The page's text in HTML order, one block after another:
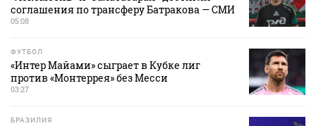
соглашения по трансферу Батракова — СМИ
05:08
ФУТБОЛ
«Интер Майами» сыграет в Кубке лиг
против «Монтеррея» без Месси
03:27
БРАЗИЛИЯ